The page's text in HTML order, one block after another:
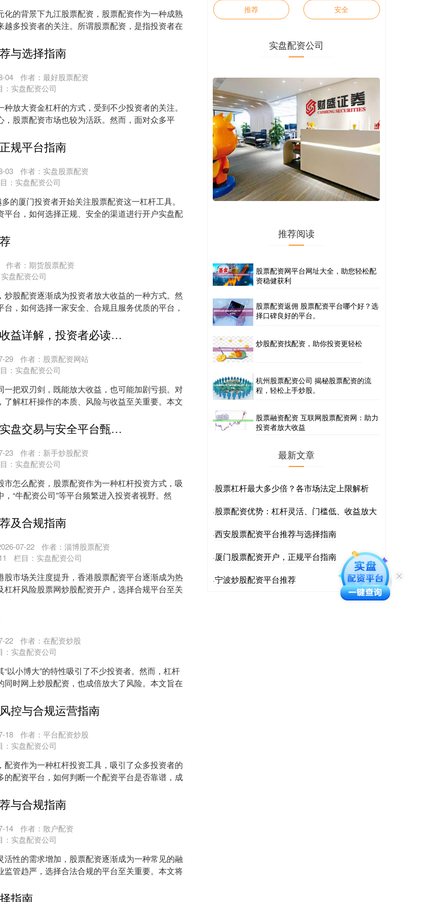
化的背景下九江股票配资，股票配资作为一种成熟
越多投资者的关注。所谓股票配资，是指投资者在
与选择指南
04
作者：最好股票配资
实盘配资公司
放大资金杠杆的方式，受到不少投资者的关注。
，股票配资市场也较为活跃。然而，面对众多平
规平台指南
03
作者：实盘股票配资
： 实盘配资公司
的厦门投资者开始关注股票配资这一杠杆工具。
平台，如何选择正规、安全的渠道进行开户实盘配
作者：期货股票配资
实盘配资公司
股配资逐渐成为投资者放大收益的一种方式。然
，如何选择一家安全、合规且服务优质的平台，
股票杠杆操作风险与收益详解，投资者必读指南
29
作者：股票配资网站
： 实盘配资公司
一把双刃剑，既能放大收益，也可能加剧亏损。对
解杠杆操作的本质、风险与收益至关重要。本文
牛配资公司正规吗？实盘交易与安全平台甄别指南
23
作者：新手炒股配资
： 实盘配资公司
怎么配资，股票配资作为一种杠杆投资方式，吸
“牛配资公司”等平台频繁进入投资者视野。然
及合规指南
07-22
作者：淄博股票配资
栏目： 实盘配资公司
股市场关注度提升，香港股票配资平台逐渐成为热
杠杆风险股票网炒股配资开户，选择合规平台至关
22
作者：在配资炒股
实盘配资公司
以小博大”的特性吸引了不少投资者。然而，杠杆
同时网上炒股配资，也成倍放大了风险。本文旨在
控与合规运营指南
18
作者：平台配资炒股
实盘配资公司
资作为一种杠杆投资工具，吸引了众多投资者的
的配资平台，如何判断一个配资平台是否靠谱，成
与合规指南
14
作者：散户配资
实盘配资公司
性的需求增加，股票配资逐渐成为一种常见的融
监管趋严，选择合法合规的平台至关重要。本文将
指南
推荐 安全
实盘配资公司
推荐阅读
股票配资网平台网址大全，助您轻松配
资稳健获利
股票配资返佣 股票配资平台哪个好？选
择口碑良好的平台。
炒股配资找配资，助你投资更轻松
杭州股票配资公司 揭秘股票配资的流
程，轻松上手炒股。
股票融资配资 互联网股票配资网：助力
投资者放大收益
最新文章
·股票杠杆最大多少倍？各市场法定上限解析
·股票配资优势：杠杆灵活、门槛低、收益放大
·西安股票配资平台推荐与选择指南
·厦门股票配资开户，正规平台指南
·宁波炒股配资平台推荐